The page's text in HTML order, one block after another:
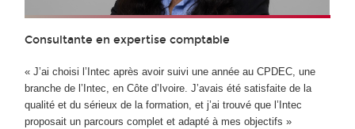
Consultante en expertise comptable
« J’ai choisi l’Intec après avoir suivi une année au CPDEC, une
branche de l’Intec, en Côte d’Ivoire. J’avais été satisfaite de la
qualité et du sérieux de la formation, et j’ai trouvé que l’Intec
proposait un parcours complet et adapté à mes objectifs »